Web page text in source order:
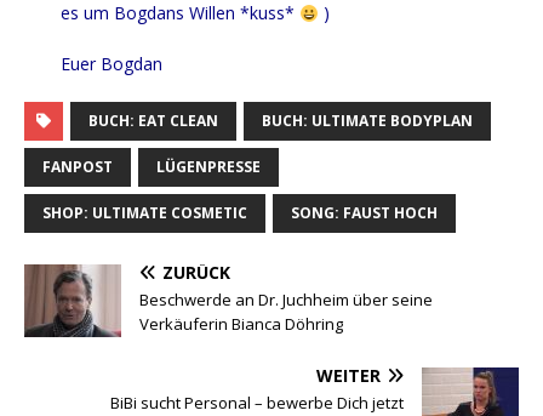
es um Bog­dans Wil­len *kuss*
)
Euer Bog­dan
BUCH: EAT CLEAN BUCH: ULTIMATE BODYPLAN
FANPOST LÜGENPRESSE
SHOP: ULTIMATE COSMETIC SONG: FAUST HOCH
ZURÜCK
Beschwerde an Dr. Juchheim über seine
Verkäuferin Bianca Döhring
WEITER
BiBi sucht Personal – bewerbe Dich jetzt